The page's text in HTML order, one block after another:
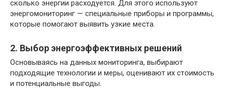
сколько энергии расходуется. Для этого используют
энергомониторинг — специальные приборы и программы,
которые помогают выявить узкие места.
2. Выбор энергоэффективных решений
Основываясь на данных мониторинга, выбирают
подходящие технологии и меры, оценивают их стоимость
и потенциальные выгоды.